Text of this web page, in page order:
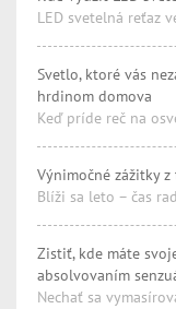
LED svetelná reťaz
Svetlo, ktoré vás
hrdinom domova
Keď príde reč na
Výnimočné zážitky
Blíži sa leto – čas
Zistiť, kde máte
absolvovaním
Nechať sa